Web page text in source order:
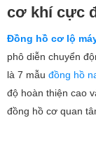
cơ khí cực
Đồng hồ cơ lộ
phô diễn chuyển
là 7 mẫu đồng hồ
độ hoàn thiện cao
đồng hồ cơ quan